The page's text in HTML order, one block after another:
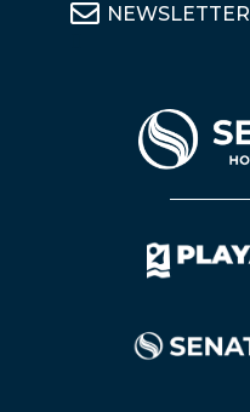
NEWSLETTER